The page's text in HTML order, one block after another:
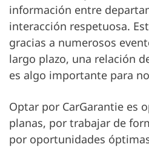
información entre
interacción respetuosa.
gracias a numerosos
largo plazo, una relación
es algo importante para
Optar por CarGarantie es
planas, por trabajar de
por oportunidades